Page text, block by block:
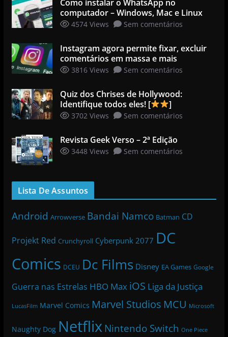
Como instalar o WhatsApp no
computador – Windows, Mac e Linux
4574 Views Sem comentários
Instagram agora permite fixar, excluir
comentários em massa e mais
3816 Views Sem comentários
Quiz dos Chrises de Hollywood:
Identifique todos eles! [
]
3702 Views Sem comentários
Revista Geek Verso – 2ª Edição
3448 Views Sem comentários
Lista De Assuntos
Android Arrowverse Bandai Namco Batman CD
Projekt Red Crunchyroll Cyberpunk 2077 DC
Comics DCEU Dc Films Disney EA Games Google
Guerra nas Estrelas HBO Max iOS Liga da Justiça
LucasFilm Marvel Comics Marvel Studios MCU Microsoft
Naughty Dog Netflix Nintendo Switch One Piece